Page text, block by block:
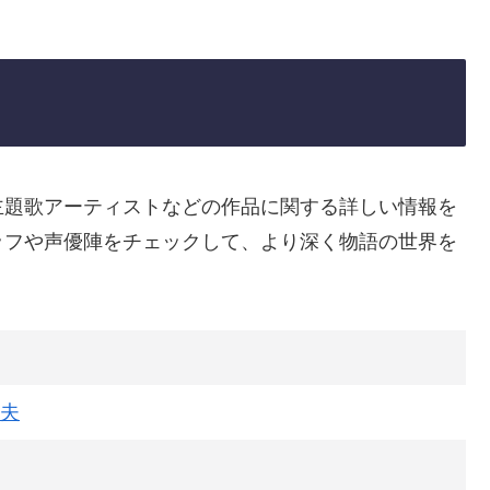
歌アーティストなどの作品に関する詳しい情報を
や声優陣をチェックして、より深く物語の世界を